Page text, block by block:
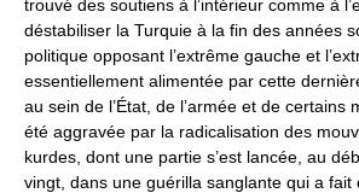
trouvé des soutiens à l’intérieur comme à
déstabiliser la Turquie à la fin des années
politique opposant l’extrême gauche et
essentiellement alimentée par cette
au sein de l’État, de l’armée et de certains
été aggravée par la radicalisation des
kurdes, dont une partie s’est lancée, au
vingt, dans une guérilla sanglante qui a fait